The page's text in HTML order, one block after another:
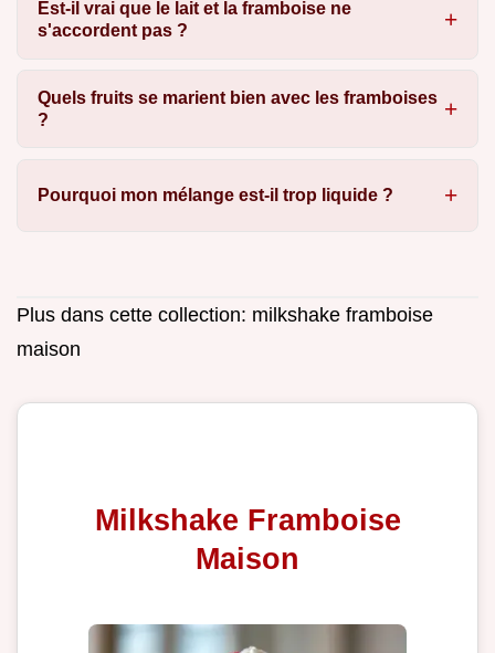
Est-il vrai que le lait et la framboise ne
s'accordent pas ?
Quels fruits se marient bien avec les framboises
?
Pourquoi mon mélange est-il trop liquide ?
Plus dans cette collection: milkshake framboise
maison
Milkshake Framboise
Maison